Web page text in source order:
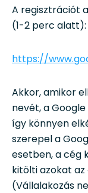
A regisztrációt
(1-2 perc alatt):
https://
Akkor, amikor
nevét, a
így könnyen
szerepel a
esetben, a cég
kitölti azokat
(Vállalakozás